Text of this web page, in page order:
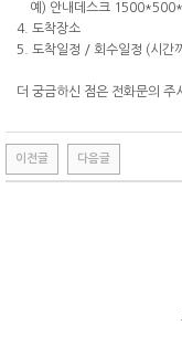
예) 안내데스크
4. 도착장소
5. 도착일정 / 회수일정 (시간
더 궁금하신 점은 전화문의 주
이전글 다음글